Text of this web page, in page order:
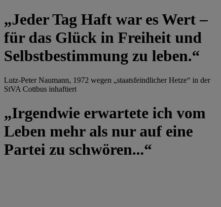
„Jeder Tag Haft war es Wert –
für das Glück in Freiheit und
Selbstbestimmung zu leben.“
Lutz-Peter Naumann, 1972 wegen „staatsfeindlicher Hetze“ in der
StVA Cottbus inhaftiert
„Irgendwie erwartete ich vom
Leben mehr als nur auf eine
Partei zu schwören...“